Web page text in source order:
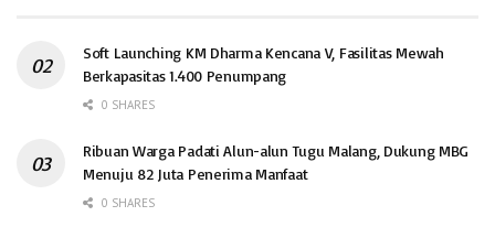
Soft Launching KM Dharma Kencana V, Fasilitas Mewah
Berkapasitas 1.400 Penumpang
0 SHARES
Ribuan Warga Padati Alun-alun Tugu Malang, Dukung MBG
Menuju 82 Juta Penerima Manfaat
0 SHARES